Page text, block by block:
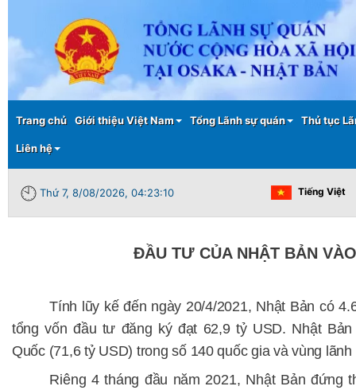
Main menu
Trang chủ Giới thiệu Việt Nam Tổng Lãnh sự quán Thủ tục
Liên hệ
Thứ 7, 8/08/2026, 04:23:11 Tiếng Việt
ĐẦU TƯ CỦA NHẬT BẢN
Tính lũy kế đến ngày 20/4/2021, Nhật Bản có
tổng vốn đầu tư đăng ký đạt 62,9 tỷ USD. Nhật
Quốc (71,6 tỷ USD) trong số 140 quốc gia và vùng
Riêng 4 tháng đầu năm 2021, Nhật Bản đứng